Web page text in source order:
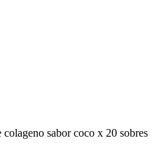
sabor coco x 20 sobres